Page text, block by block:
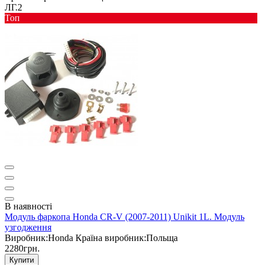
ЛГ.2
Toп
В наявності
Модуль фаркопа Honda CR-V (2007-2011) Unikit 1L. Модуль
узгодження
Виробник:Honda Країна виробник:Польща
2280грн.
Купити